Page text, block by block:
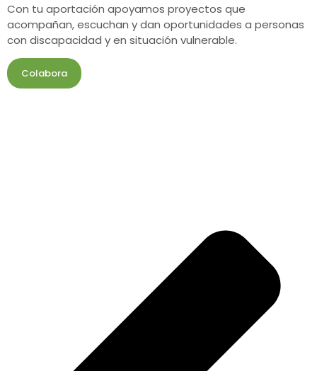
Con tu aportación apoyamos proyectos que
acompañan, escuchan y dan oportunidades a personas
con discapacidad y en situación vulnerable.
Colabora